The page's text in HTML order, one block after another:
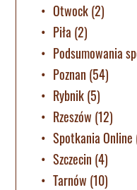
Otwock(2)
Piła (2)
Podsumowania
Poznan (54)
Rybnik(5)
Rzeszów (12)
Spotkania Online
Szczecin (4)
Tarnów (10)